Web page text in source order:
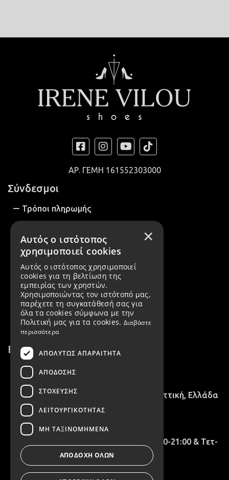
ΑΡ. ΓΕΜΗ 161552303000
Σύνδεσμοι
Τρόποι πληρωμής
Αλλαγές / Επιστροφές
Εταιρεία
Όροι χρήσης
Πολιτική Απορρήτου & GDPR
Επικοινωνία
2102716758
28ης Οκτωβρίου 15, Νέα Ιωνία, Αττική, Ελλάδα
Τρ -Πέμ - Παρ 09:00 - 15:00 & 17:00-21:00 & Τετ-
Σάβ 09:00 - 15:00
×
Αυτός ο ιστότοπος
χρησιμοποιεί cookies
Αυτός ο ιστότοπος χρησιμοποιεί
cookies για τη βελτίωση της
εμπειρίας των χρηστών.
Χρησιμοποιώντας τον ιστότοπό μας,
παρέχετε τη συγκατάθεσή σας για
όλα τα cookies σύμφωνα με την
Πολιτική μας για τα cookies. Διαβάστε
περισσότερα
ΑΠΟΛΎΤΩΣ ΑΠΑΡΑΊΤΗΤΑ
ΑΠΌΔΟΣΗΣ
ΣΤΌΧΕΥΣΗΣ
ΛΕΙΤΟΥΡΓΙΚΌΤΗΤΑΣ
ΜΗ ΤΑΞΙΝΟΜΗΜΈΝΑ
ΑΠΟΔΟΧΉ ΌΛΩΝ